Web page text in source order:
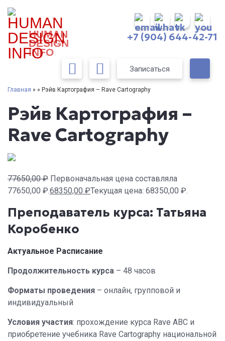
HUMAN
DESIGN
INFO
+7 (904) 644-42-71
Записаться
Главная » » Рэйв Картография – Rave Cartography
Рэйв Картография –
Rave Cartography
77650,00₽ Первоначальная цена составляла
77650,00 ₽.68350,00 ₽Текущая цена: 68350,00 ₽.
Преподаватель курса: Татьяна
Коробенко
Актуальное Расписание
Продолжительность курса – 48 часов
Форматы проведения – онлайн, групповой и
индивидуальный
Условия участия: прохождение курса Rave ABC и
приобретение учебника Rave Cartography национальной